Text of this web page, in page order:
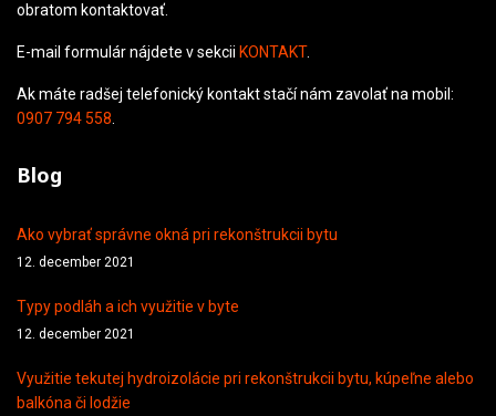
obratom kontaktovať.
E-mail formulár nájdete v sekcii KONTAKT.
Ak máte radšej telefonický kontakt stačí nám zavolať na mobil:
0907 794 558
Blog
Ako vybrať správne okná pri rekonštrukcii bytu
12. december 2021
Typy podláh a ich využitie v byte
12. december 2021
Využitie tekutej hydroizolácie pri rekonštrukcii bytu, kúpeľne alebo
balkóna či lodžie